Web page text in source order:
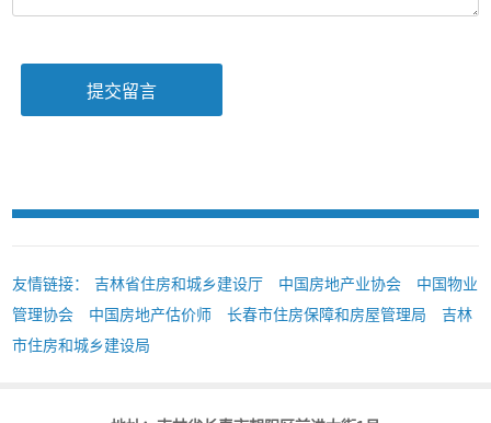
友情链接： 吉林省住房和城乡建设厅 中国房地产业协会
中国物业
管理协会
中国房地产估价师 长春市住房保障和房屋管理局
吉林
市住房和城乡建设局